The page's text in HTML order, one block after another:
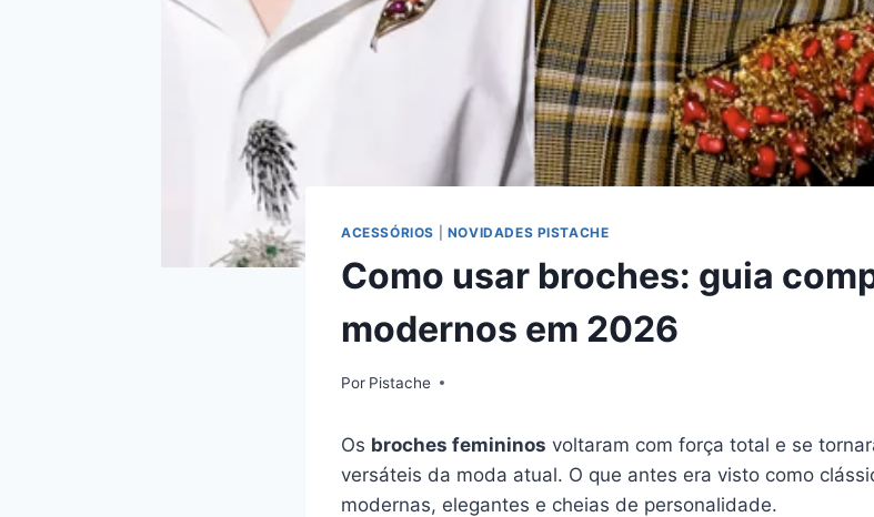
ACESSÓRIOS NOVIDADES PISTACHE
Como usar broches: guia
modernos em 2026
Por Pistache
Os broches femininos voltaram com força total e se
versáteis da moda atual. O que antes era visto como
modernas, elegantes e cheias de personalidade.